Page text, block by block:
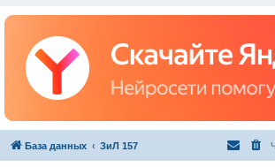
База данных ЗиЛ 157